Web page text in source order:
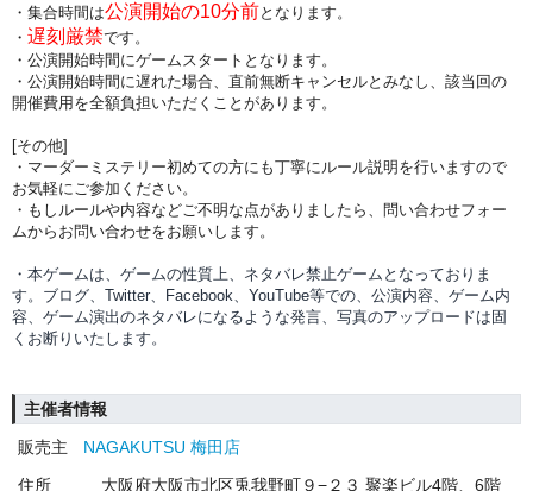
・集合時間は公演開始の10分前となります。
・ 遅刻厳禁です。
・公演開始時間にゲームスタートとなります。
・公演開始時間に遅れた場合、直前無断キャンセルとみなし、該当回の
開催費用を全額負担いただくことがあります。
[その他]
・マーダーミステリー初めての方にも丁寧にルール説明を行いますので
お気軽にご参加ください。
・もしルールや内容などご不明な点がありましたら、問い合わせフォー
ムからお問い合わせをお願いします。
・本ゲームは、ゲームの性質上、ネタバレ禁止ゲームとなっておりま
す。ブログ、Twitter、Facebook、YouTube等での、 公演内容、 ゲーム内
容、ゲーム演出のネタバレになるような発言、写真のアップロードは固
くお断りいたします。
主催者情報
販売主
NAGAKUTSU 梅田店
住所
大阪府大阪市北区兎我野町９−２３ 聚楽ビル4階、6階